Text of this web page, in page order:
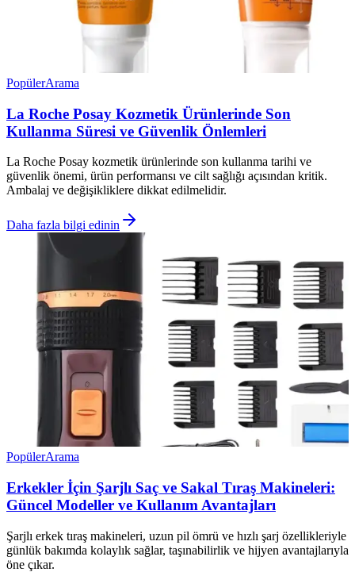
PopülerArama
La Roche Posay Kozmetik Ürünlerinde Son
Kullanma Süresi ve Güvenlik Önlemleri
La Roche Posay kozmetik ürünlerinde son kullanma tarihi ve
güvenlik önemi, ürün performansı ve cilt sağlığı açısından kritik.
Ambalaj ve değişikliklere dikkat edilmelidir.
Daha fazla bilgi edinin
PopülerArama
Erkekler İçin Şarjlı Saç ve Sakal Tıraş Makineleri:
Güncel Modeller ve Kullanım Avantajları
Şarjlı erkek tıraş makineleri, uzun pil ömrü ve hızlı şarj özellikleriyle
günlük bakımda kolaylık sağlar, taşınabilirlik ve hijyen avantajlarıyla
öne çıkar.